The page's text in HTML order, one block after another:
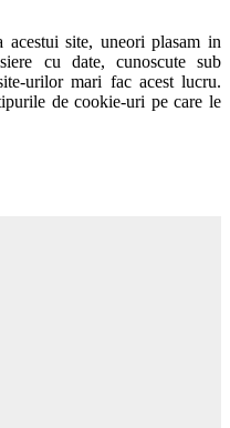
acestui site, uneori plasam in
cu date, cunoscute sub
urilor mari fac acest lucru.
de cookie-uri pe care le